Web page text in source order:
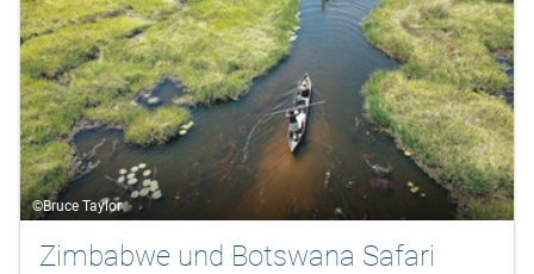
©Bruce Taylor
Zimbabwe und Botswana Safari